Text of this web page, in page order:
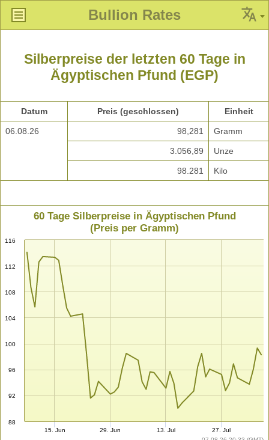
Bullion Rates
Silberpreise der letzten 60 Tage in
Ägyptischen Pfund (EGP)
Datum Preis (geschlossen) Einheit
06.08.26 98,281 Gramm
3.056,89 Unze
98.281 Kilo
60 Tage Silberpreise in Ägyptischen Pfund
(Preis per Gramm)
88
92
96
100
104
108
112
116
15. Jun 29. Jun 13. Jul 27. Jul